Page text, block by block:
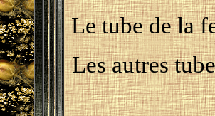
Le tube de la
Les autres